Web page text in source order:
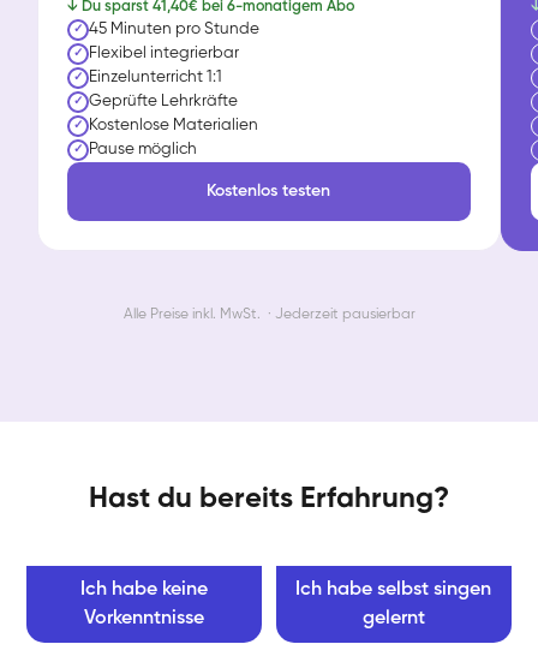
↓ Du sparst 41,40€ bei 6-monatigem Abo
✓ 45 Minuten pro Stunde
✓ Flexibel integrierbar
✓ Einzelunterricht 1:1
✓ Geprüfte Lehrkräfte
✓ Kostenlose Materialien
✓ Pause möglich
Kostenlos testen
Alle Preise inkl. MwSt. · Jederzeit pausierbar
Hast du bereits Erfahrung?
Ich habe keine
Vorkenntnisse
Ich habe selbst singen
gelernt